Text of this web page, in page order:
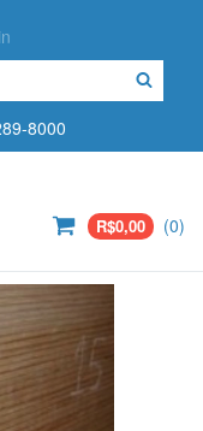
8000
(0)
R$0,00